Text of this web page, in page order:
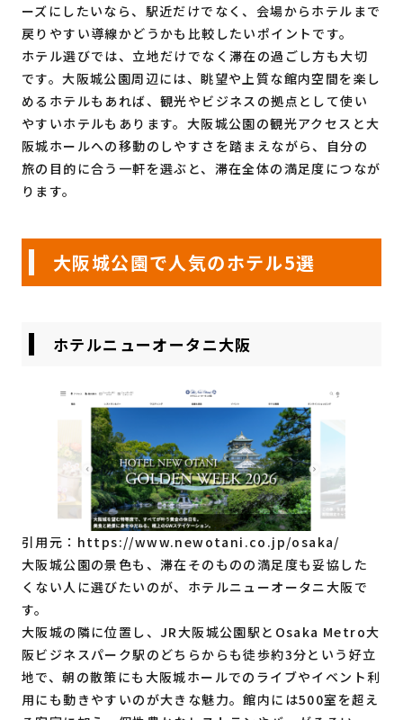
ーズにしたいなら、駅近だけでなく、会場からホテルまで
戻りやすい導線かどうかも比較したいポイントです。
ホテル選びでは、立地だけでなく滞在の過ごし方も大切
です。大阪城公園周辺には、眺望や上質な館内空間を楽し
めるホテルもあれば、観光やビジネスの拠点として使い
やすいホテルもあります。大阪城公園の観光アクセスと大
阪城ホールへの移動のしやすさを踏まえながら、自分の
旅の目的に合う一軒を選ぶと、滞在全体の満足度につなが
ります。
大阪城公園で人気のホテル5選
ホテルニューオータニ大阪
引用元： https://www.newotani.co.jp/osaka/
大阪城公園の景色も、滞在そのものの満足度も妥協した
くない人に選びたいのが、ホテルニューオータニ大阪で
す。
大阪城の隣に位置し、JR大阪城公園駅とOsaka Metro大
阪ビジネスパーク駅のどちらからも徒歩約3分という好立
地で、朝の散策にも大阪城ホールでのライブやイベント利
用にも動きやすいのが大きな魅力。館内には500室を超え